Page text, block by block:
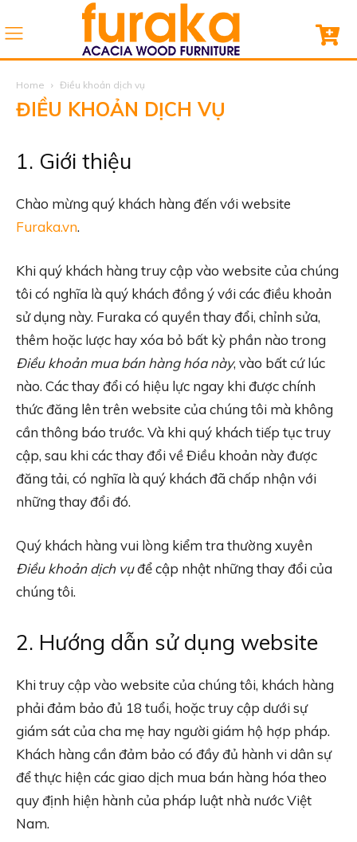
Home Điều khoản dịch vụ
ĐIỀU KHOẢN DỊCH VỤ
1. Giới thiệu
Chào mừng quý khách hàng đến với website
Furaka.vn.
Khi quý khách hàng truy cập vào website của chúng
tôi có nghĩa là quý khách đồng ý với các điều khoản
sử dụng này. Furaka có quyền thay đổi, chỉnh sửa,
thêm hoặc lược hay xóa bỏ bất kỳ phần nào trong
Điều khoản mua bán hàng hóa này, vào bất cứ lúc
nào. Các thay đổi có hiệu lực ngay khi được chính
thức đăng lên trên website của chúng tôi mà không
cần thông báo trước. Và khi quý khách tiếp tục truy
cập, sau khi các thay đổi về Điều khoản này được
đăng tải, có nghĩa là quý khách đã chấp nhận với
những thay đổi đó.
Quý khách hàng vui lòng kiểm tra thường xuyên
Điều khoản dịch vụđể cập nhật những thay đổi của
chúng tôi.
2. Hướng dẫn sử dụng website
Khi truy cập vào website của chúng tôi, khách hàng
phải đảm bảo đủ 18 tuổi, hoặc truy cập dưới sự
giám sát của cha mẹ hay người giám hộ hợp pháp.
Khách hàng cần đảm bảo có đầy đủ hành vi dân sự
để thực hiện các giao dịch mua bán hàng hóa theo
quy định hiện hành của pháp luật nhà nước Việt
Nam.